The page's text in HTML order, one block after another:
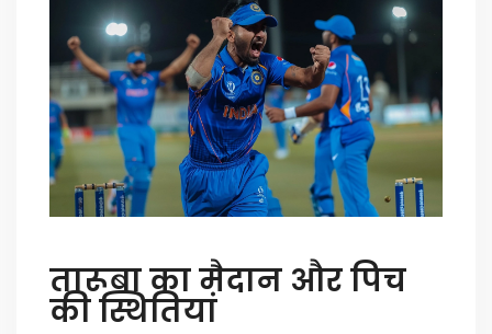
तारूबा का मैदान और पिच
की स्थितियां